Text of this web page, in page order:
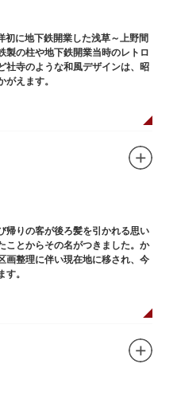
に地下鉄開業した浅草～上野間
製の柱や地下鉄開業当時のレトロ
社寺のような和風デザインは、昭
えます。
帰りの客が後ろ髪を引かれる思い
ことからその名がつきました。か
画整理に伴い現在地に移され、今
。